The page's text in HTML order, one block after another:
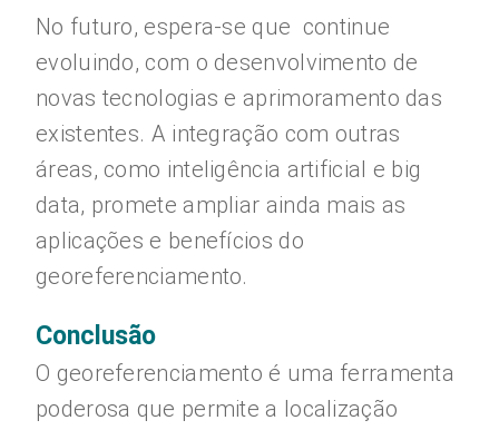
No futuro, espera-se que continue
evoluindo, com o desenvolvimento de
novas tecnologias e aprimoramento das
existentes. A integração com outras
áreas, como inteligência artificial e big
data, promete ampliar ainda mais as
aplicações e benefícios do
georeferenciamento.
Conclusão
O georeferenciamento é uma ferramenta
poderosa que permite a localização